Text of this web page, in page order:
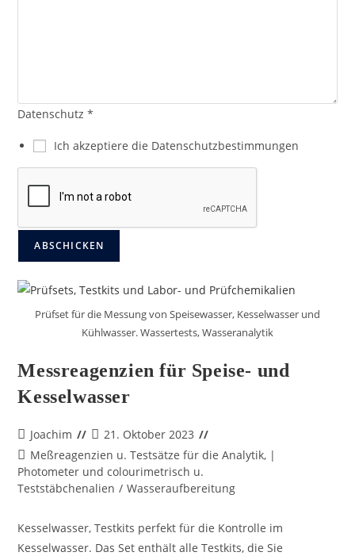
m
Datenschutz*
Ich akzeptiere die Datenschutzbestimmungen
ABSCHICKEN
Prüfset für die Messung von Speisewasser, Kesselwasser und
Kühlwasser. Wassertests, Wasseranalytik
Messreagenzien für Speise- und
Kesselwasser
Joachim
21. Oktober 2023
Meßreagenzien u. Testsätze für die Analytik, |
Photometer und colourimetrisch u.
Teststäbchenalien / Wasseraufbereitung
Kesselwasser, Testkits perfekt für die Kontrolle im
Kesselwasser. Das Set enthält alle Testkits, die Sie